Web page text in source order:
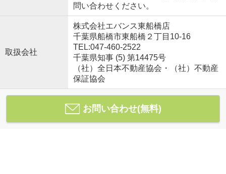
問い合わせください。
取扱会社
株式会社エバンス東船橋店
千葉県船橋市東船橋２丁目10-16
TEL:047-460-2522
千葉県知事 (5) 第14475号
（社）全日本不動産協会・（社）不動産
保証協会
お問い合わせ(無料)